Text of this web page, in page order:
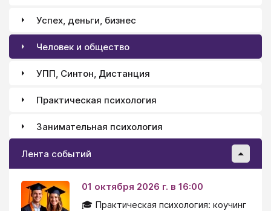
Успех, деньги, бизнес
Человек и общество
УПП, Синтон, Дистанция
Практическая психология
Занимательная психология
Лента событий
01 октября 2026 г. в 16:00
🎓 Практическая психология: коучинг